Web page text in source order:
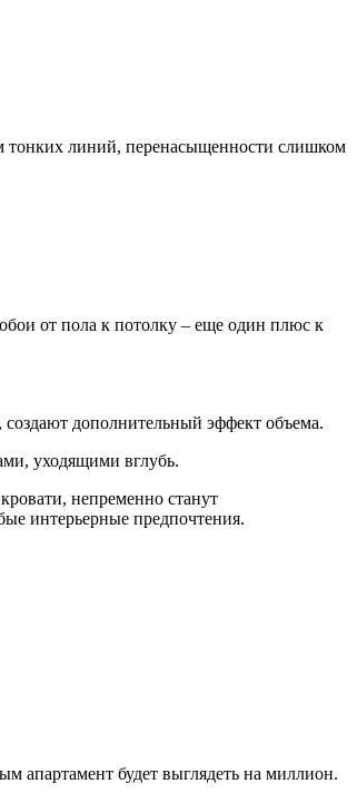
тонких линий, перенасыщенности слишком
от пола к потолку – еще один плюс к
дополнительный эффект объема.
уходящими вглубь.
непременно станут
интерьерные предпочтения.
апартамент будет выглядеть на миллион.